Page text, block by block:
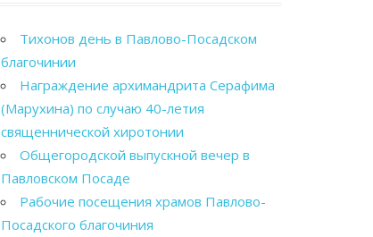
Тихонов день в Павлово-Посадском
благочинии
Награждение архимандрита Серафима
(Марухина) по случаю 40-летия
священнической хиротонии
Общегородской выпускной вечер в
Павловском Посаде
Рабочие посещения храмов Павлово-
Посадского благочиния